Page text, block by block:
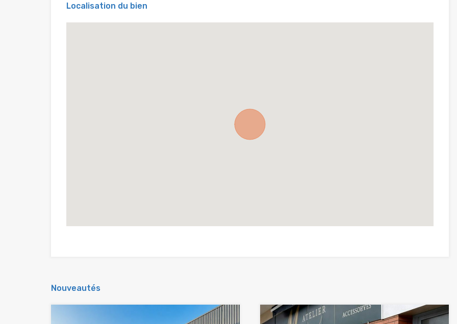
Localisation du bien
Nouveautés